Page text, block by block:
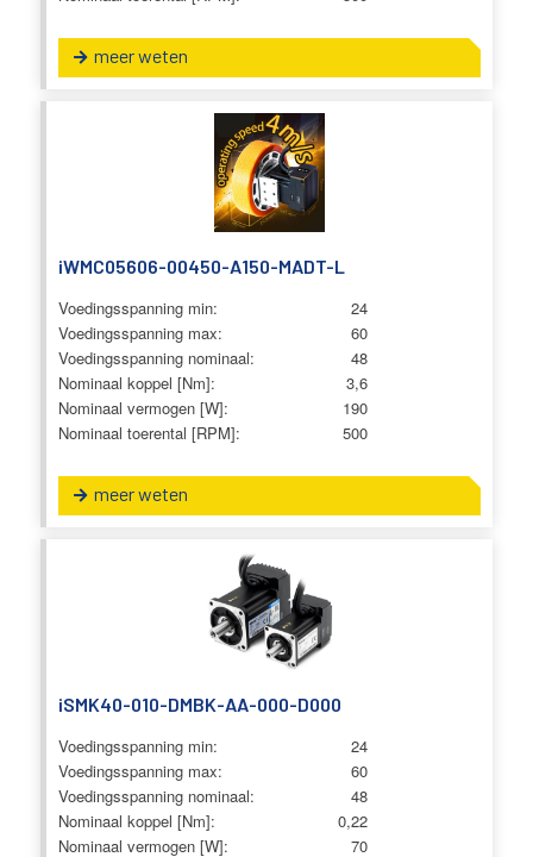
meer weten
iWMC05606-00450-A150-MADT-L
Voedingsspanning min:
24
Voedingsspanning max:
60
Voedingsspanning nominaal:
48
Nominaal koppel [Nm]:
3,6
Nominaal vermogen [W]:
190
Nominaal toerental [RPM]:
500
meer weten
iSMK40-010-DMBK-AA-000-D000
Voedingsspanning min:
24
Voedingsspanning max:
60
Voedingsspanning nominaal:
48
Nominaal koppel [Nm]:
0,22
Nominaal vermogen [W]:
70